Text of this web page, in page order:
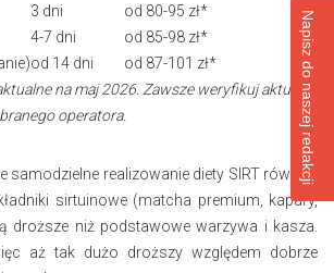
3 dni
od 80-95 zł*
4-7 dni
od 85-98 zł*
od 14 dni
od 87-101 zł*
na maj 2026. Zawsze weryfikuj aktualny
operatora.
samodzielne realizowanie diety SIRT również
sirtuinowe (matcha premium, kapary,
droższe niż podstawowe warzywa i kasza.
aż tak dużo droższy względem dobrze
Napisz do naszej redakcji